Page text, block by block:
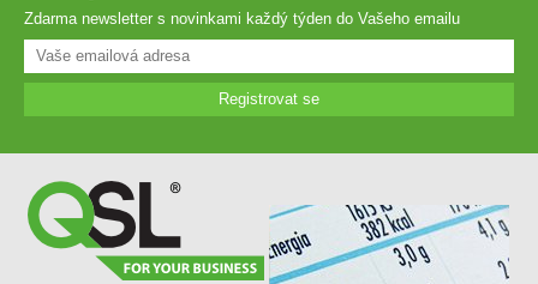
Zdarma newsletter s novinkami každý týden do Vašeho emailu
Registrovat se